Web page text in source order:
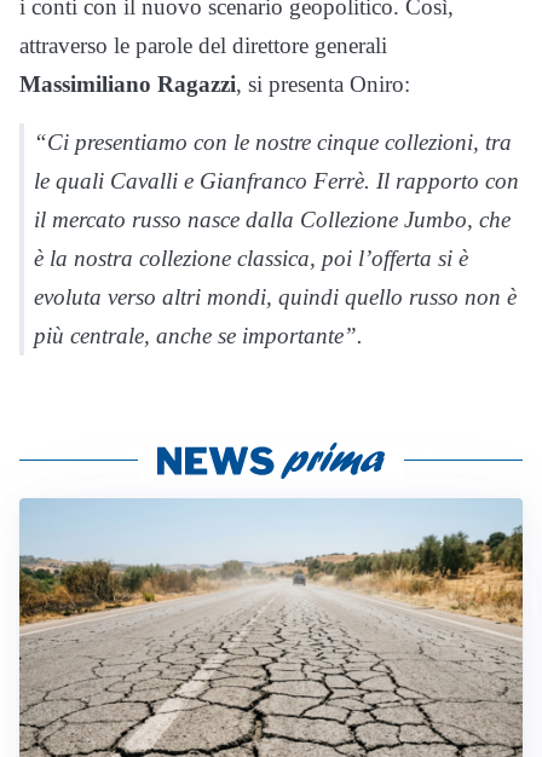
i conti con il nuovo scenario geopolitico. Così,
attraverso le parole del direttore generali
Massimiliano Ragazzi, si presenta Oniro:
“Ci presentiamo con le nostre cinque collezioni, tra
le quali Cavalli e Gianfranco Ferrè. Il rapporto con
il mercato russo nasce dalla Collezione Jumbo, che
è la nostra collezione classica, poi l’offerta si è
evoluta verso altri mondi, quindi quello russo non è
più centrale, anche se importante”.